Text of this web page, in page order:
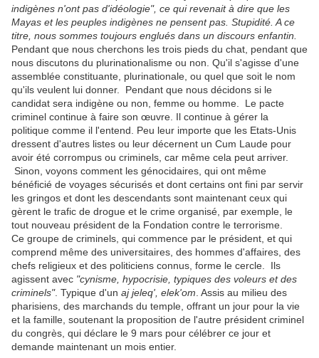
indigènes n'ont pas d'idéologie", ce qui revenait à dire que les
Mayas et les peuples indigènes ne pensent pas. Stupidité. A ce
titre, nous sommes toujours englués dans un discours enfantin.
Pendant que nous cherchons les trois pieds du chat, pendant que
nous discutons du plurinationalisme ou non. Qu'il s'agisse d'une
assemblée constituante, plurinationale, ou quel que soit le nom
qu'ils veulent lui donner. Pendant que nous décidons si le
candidat sera indigène ou non, femme ou homme. Le pacte
criminel continue à faire son œuvre. Il continue à gérer la
politique comme il l'entend. Peu leur importe que les Etats-Unis
dressent d'autres listes ou leur décernent un Cum Laude pour
avoir été corrompus ou criminels, car même cela peut arriver.
Sinon, voyons comment les génocidaires, qui ont même
bénéficié de voyages sécurisés et dont certains ont fini par servir
les gringos et dont les descendants sont maintenant ceux qui
gèrent le trafic de drogue et le crime organisé, par exemple, le
tout nouveau président de la Fondation contre le terrorisme.
Ce groupe de criminels, qui commence par le président, et qui
comprend même des universitaires, des hommes d'affaires, des
chefs religieux et des politiciens connus, forme le cercle. Ils
agissent avec "cynisme, hypocrisie, typiques des voleurs et des
criminels". Typique d'un aj jeleq', elek'om . Assis au milieu des
pharisiens, des marchands du temple, offrant un jour pour la vie
et la famille, soutenant la proposition de l'autre président criminel
du congrès, qui déclare le 9 mars pour célébrer ce jour et
demande maintenant un mois entier.